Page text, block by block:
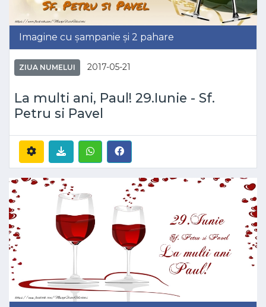
Imagine cu șampanie și 2 pahare
ZIUA NUMELUI 2017-05-21
La multi ani, Paul! 29.Iunie - Sf.
Petru si Pavel